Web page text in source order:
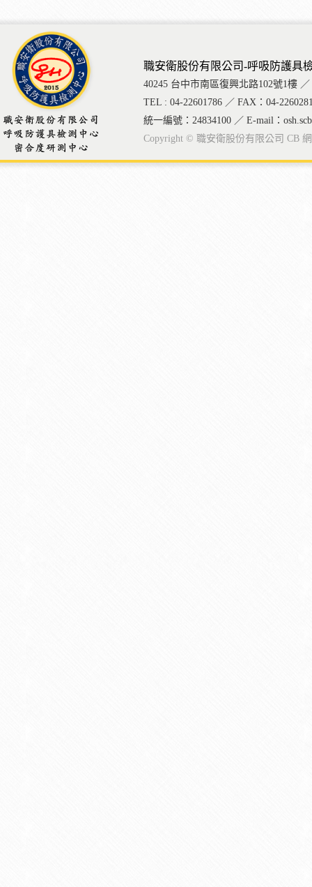
職安衛股份有限公司-呼吸防護具
40245 台中市南區復興北路102號1樓 ／
TEL : 04-22601786 ／ FAX：04-
統一編號：24834100 ／ E-mail：
Copyright © 職安衛股份有限公司 CB